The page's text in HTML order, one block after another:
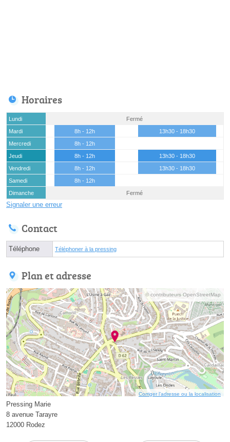
Horaires
Lundi
Fermé
Mardi
8h - 12h
13h30 - 18h30
Mercredi
8h - 12h
Jeudi
8h - 12h
13h30 - 18h30
Vendredi
8h - 12h
13h30 - 18h30
Samedi
8h - 12h
Dimanche
Fermé
Signaler une erreur
Contact
Téléphone Téléphoner à la pressing
Plan et adresse
© contributeurs OpenStreetMap
Corriger l’adresse ou la localisation
Pressing Marie
8 avenue Tarayre
12000 Rodez